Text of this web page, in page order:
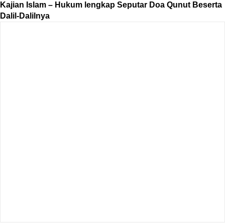
Kajian Islam – Hukum lengkap Seputar Doa Qunut Beserta
Dalil-Dalilnya